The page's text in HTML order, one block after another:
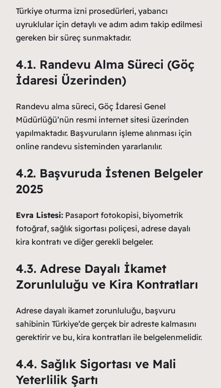
Türkiye oturma izni prosedürleri, yabancı
uyruklular için detaylı ve adım adım takip edilmesi
gereken bir süreç sunmaktadır.
4.1. Randevu Alma Süreci (Göç
İdaresi Üzerinden)
Randevu alma süreci, Göç İdaresi Genel
Müdürlüğü’nün resmi internet sitesi üzerinden
yapılmaktadır. Başvuruların işleme alınması için
online randevu sisteminden yararlanılır.
4.2. Başvuruda İstenen Belgeler
2025
Evra Listesi: Pasaport fotokopisi, biyometrik
fotoğraf, sağlık sigortası poliçesi, adrese dayalı
kira kontratı ve diğer gerekli belgeler.
4.3. Adrese Dayalı İkamet
Zorunluluğu ve Kira Kontratları
Adrese dayalı ikamet zorunluluğu, başvuru
sahibinin Türkiye’de gerçek bir adreste kalmasını
gerektirir ve bu, kira kontratları ile belgelenmelidir.
4.4. Sağlık Sigortası ve Mali
Yeterlilik Şartı